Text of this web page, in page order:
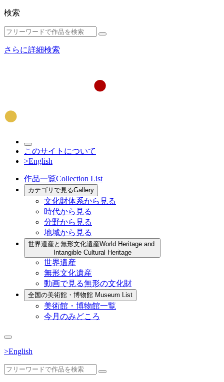
検索
さらに詳細検索
このサイトについて
>English
作品一覧Collection List
カテゴリで見るGallery
文化財体系から見る
時代から見る
分野から見る
地域から見る
世界遺産と無形文化遺産World Heritage and
Intangible Cultural Heritage
世界遺産
無形文化遺産
動画で見る無形の文化財
全国の美術館・博物館 Museum List
美術館・博物館一覧
今月のみどころ
>English